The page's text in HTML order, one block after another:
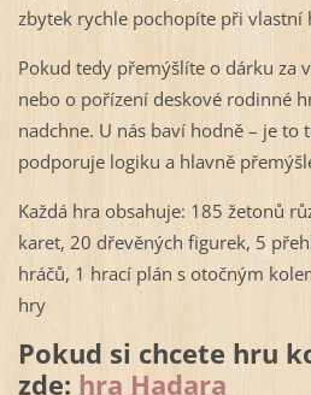
zbytek rychle pochopíte při vlastní
Pokud tedy přemýšlíte o dárku za
nebo o pořízení deskové rodinné
nadchne. U nás baví hodně – je to
podporuje logiku a hlavně
Každá hra obsahuje: 185 žetonů
karet, 20 dřevěných figurek, 5
hráčů, 1 hrací plán s otočným
hry
Pokud si chcete hru
zde: hra Hadara